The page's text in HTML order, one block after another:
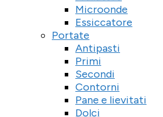
Microonde
Essiccatore
Portate
Antipasti
Primi
Secondi
Contorni
Pane e lievitati
Dolci